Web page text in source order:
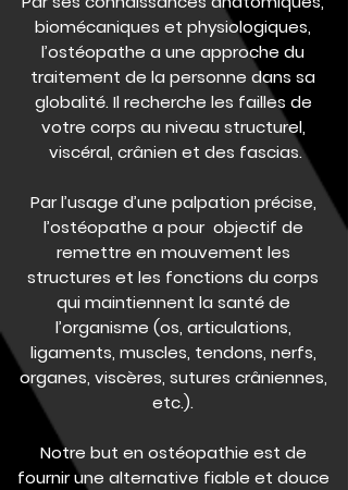
biomécaniques et physiologiques,
l’ostéopathe a une approche du
traitement de la personne dans sa
globalité. Il recherche les failles de
votre corps au niveau structurel,
viscéral, crânien et des fascias.
Par l’usage d’une palpation précise,
l’ostéopathe a pour objectif de
remettre en mouvement les
structures et les fonctions du corps
qui maintiennent la santé de
l’organisme (os, articulations,
ligaments, muscles, tendons, nerfs,
organes, viscères, sutures crâniennes,
etc.).
Notre but en ostéopathie est de
fournir une alternative fiable et douce